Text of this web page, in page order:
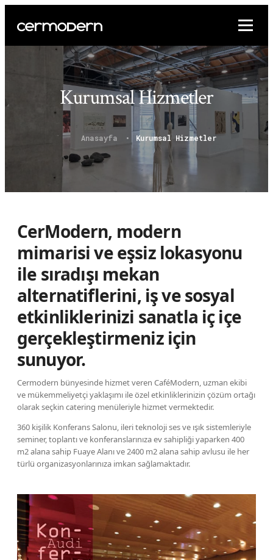
Kurumsal Hizmetler
Anasayfa Kurumsal Hizmetler
CerModern, modern
mimarisi ve eşsiz lokasyonu
ile sıradışı mekan
alternatiflerini, iş ve sosyal
etkinliklerinizi sanatla iç içe
gerçekleştirmeniz için
sunuyor.
Cermodern bünyesinde hizmet veren CaféModern, uzman ekibi
ve mükemmeliyetçi yaklaşımı ile özel etkinliklerinizin çözüm ortağı
olarak seçkin catering menüleriyle hizmet vermektedir.
360 kişilik Konferans Salonu, ileri teknoloji ses ve ışık sistemleriyle
seminer, toplantı ve konferanslarınıza ev sahipliği yaparken 400
m2 alana sahip Fuaye Alanı ve 2400 m2 alana sahip avlusu ile her
türlü organizasyonlarınıza imkan sağlamaktadır.